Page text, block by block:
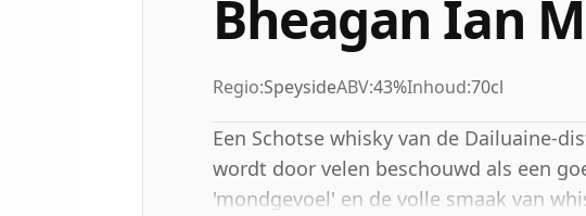
Bheagan Ian
Regio:SpeysideABV:43%Inhoud:70cl
Een Schotse whisky van de Dailuaine-
wordt door velen beschouwd als een
'mondgevoel' en de volle smaak van